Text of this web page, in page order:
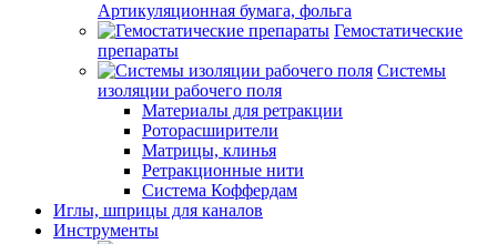
Артикуляционная бумага, фольга
Гемостатические
препараты
Системы
изоляции рабочего поля
Материалы для ретракции
Роторасширители
Матрицы, клинья
Ретракционные нити
Система Коффердам
Иглы, шприцы для каналов
Инструменты